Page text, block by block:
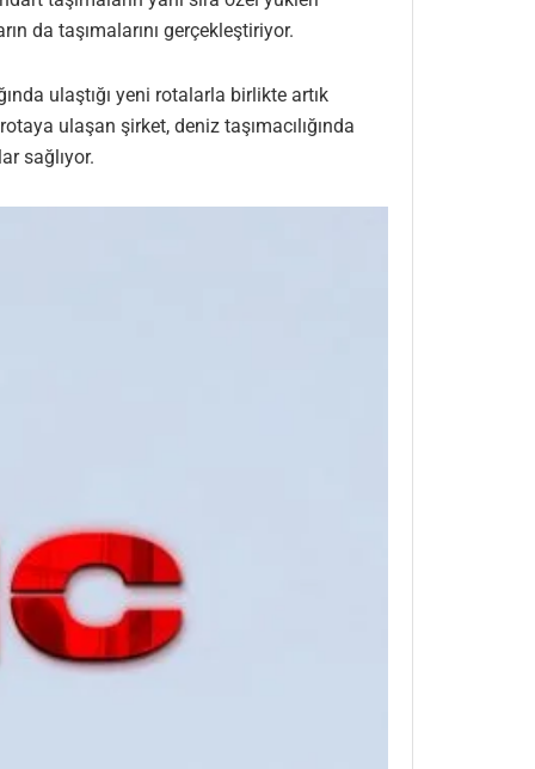
da taşımalarını gerçekleştiriyor.
ulaştığı yeni rotalarla birlikte artık
ulaşan şirket, deniz taşımacılığında
sağlıyor.